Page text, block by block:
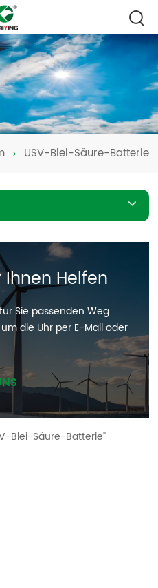
USV-Blei-Säure-Batterie
Helfen
Sie passenden Weg
die Uhr per E-Mail oder
Blei-Säure-Batterie"